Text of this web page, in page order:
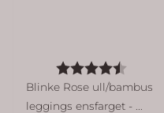
Karakter:
Blinke Rose ull/bambus
leggings ensfarget - ...